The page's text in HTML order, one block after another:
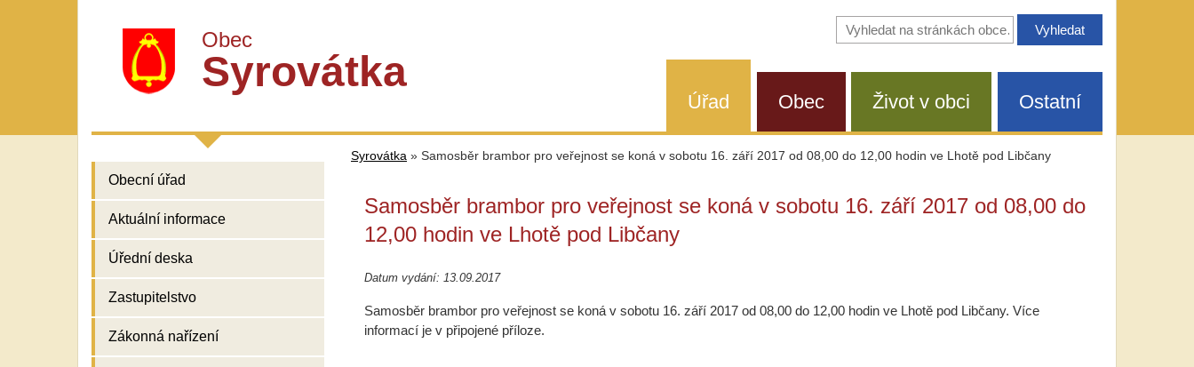
Obec
Syrovátka
Vyhledávání
na
Úřad Obec Život v obci Ostatní
Obecní úřad
Aktuální informace
Úřední deska
Zastupitelstvo
Zákonná nařízení
Syrovátka » Samosběr brambor pro veřejnost se koná v sobotu 16. září 2017 od 08,00 do 12,00 hodin ve Lhotě pod Libčany
Samosběr brambor pro veřejnost se koná v sobotu 16. září 2017 od 08,00 do
12,00 hodin ve Lhotě pod Libčany
Datum vydání: 13.09.2017
Samosběr brambor pro veřejnost se koná v sobotu 16. září 2017 od 08,00 do 12,00 hodin ve Lhotě pod Libčany. Více
informací je v připojené příloze.